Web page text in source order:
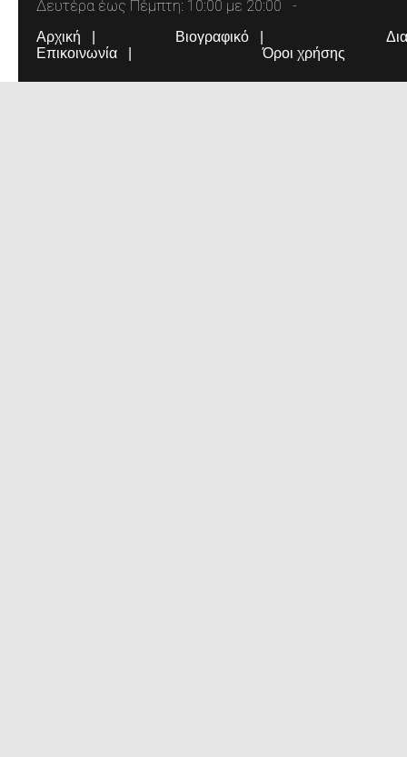
Δευτέρα έως Πέμπτη: 10:00 με 20:00
Αρχική Βιογραφικό
Επικοινωνία
Όροι χρήσης